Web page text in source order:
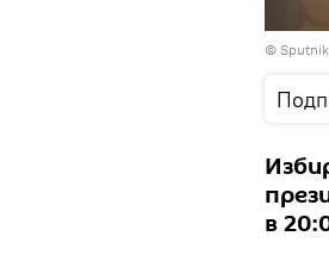
© Sputnik
в